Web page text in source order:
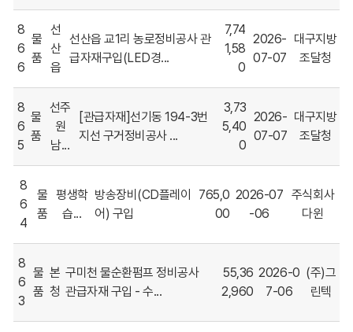
8
6
6
물
품
선
산
읍
선산읍 교1리 농로정비공사 관
급자재구입(LED경...
7,74
1,58
0
2026-
07-07
대구지방
조달청
8
6
5
물
품
선주
원
남...
[관급자재]선기동 194-3번
지선 구거정비공사 ...
3,73
5,40
0
2026-
07-07
대구지방
조달청
8
6
4
물
품
평생학
습...
방송장비(CD플레이
어) 구입
765,0
00
2026-07
-06
주식회사
다윈
8
6
3
물
품
본
청
구미천 물순환펌프 정비공사
관급자재 구입 - 수...
55,36
2,960
2026-0
7-06
(주)그
린텍